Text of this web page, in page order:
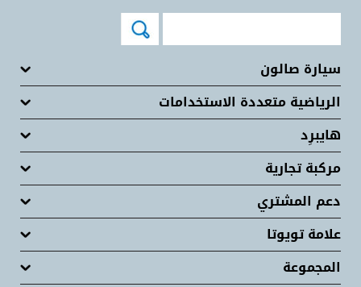
سيارة صالون
الرياضية متعددة الاستخدامات
هايبرِد
مركبة تجارية
دعم المشتري
علامة تويوتا
المجموعة